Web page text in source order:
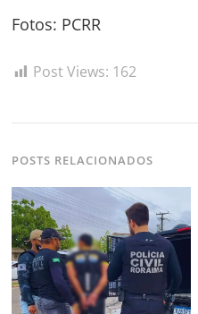
Fotos: PCRR
Post Views: 162
POSTS RELACIONADOS